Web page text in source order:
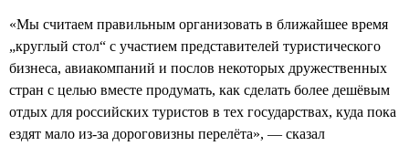
«Мы считаем правильным организовать в ближайшее время
„круглый стол“ с участием представителей туристического
бизнеса, авиакомпаний и послов некоторых дружественных
стран с целью вместе продумать, как сделать более дешёвым
отдых для российских туристов в тех государствах, куда пока
ездят мало из-за дороговизны перелёта», — сказал